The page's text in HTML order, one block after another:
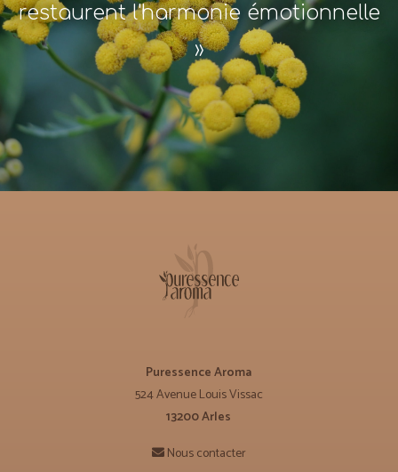
restaurent l'harmonie émotionnelle
»
Puressence Aroma
524 Avenue Louis Vissac
13200 Arles
Nous contacter